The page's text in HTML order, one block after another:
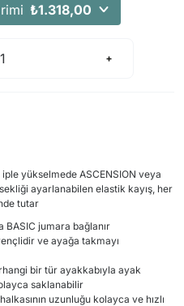
₺1.318,00
yükselmede ASCENSION veya
ayarlanabilen elastik kayış, her
tutar
BASIC jumara bağlanır
ve ayağa takmayı
bir tür ayakkabıyla ayak
saklanabilir
uzunluğu kolayca ve hızlı